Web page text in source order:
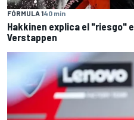
FÓRMULA 140 min
Hakkinen explica el "riesgo"
Verstappen